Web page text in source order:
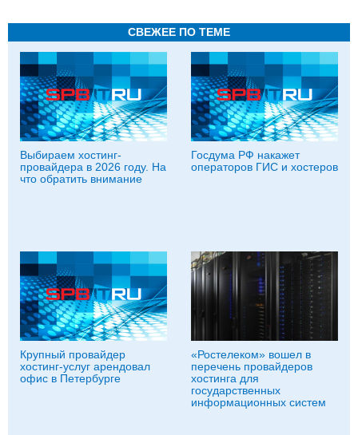
СВЕЖЕЕ ПО ТЕМЕ
Выбираем хостинг-
провайдера в 2026 году. На
что обратить внимание
Госдума РФ накажет
операторов ГИС и хостеров
Крупный провайдер
хостинг-услуг арендовал
офис в Петербурге
«Ростелеком» вошел в
перечень провайдеров
хостинга для
государственных
информационных систем